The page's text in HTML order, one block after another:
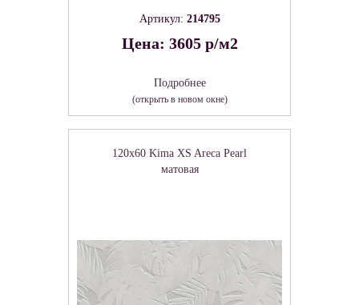
Артикул: 214795
Цена: 3605 р/м2
Подробнее
(открыть в новом окне)
120x60 Kima XS Areca Pearl
матовая